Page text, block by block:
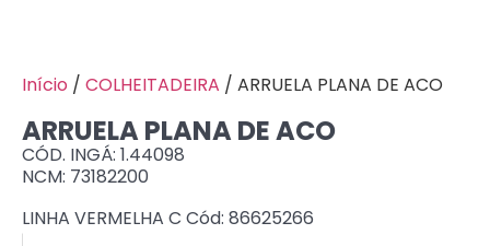
Início / COLHEITADEIRA / ARRUELA PLANA DE ACO
ARRUELA PLANA DE ACO
CÓD. INGÁ: 1.44098
NCM: 73182200
LINHA VERMELHA C Cód: 86625266